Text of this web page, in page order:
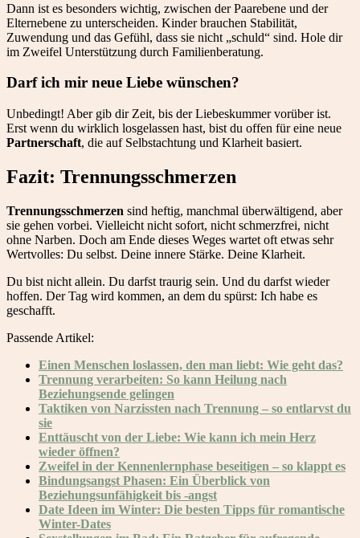
Dann ist es besonders wichtig, zwischen der Paarebene und der
Elternebene zu unterscheiden. Kinder brauchen Stabilität,
Zuwendung und das Gefühl, dass sie nicht „schuld“ sind. Hole dir
im Zweifel Unterstützung durch Familienberatung.
Darf ich mir neue Liebe wünschen?
Unbedingt! Aber gib dir Zeit, bis der Liebeskummer vorüber ist.
Erst wenn du wirklich losgelassen hast, bist du offen für eine neue
Partnerschaft, die auf Selbstachtung und Klarheit basiert.
Fazit: Trennungsschmerzen
Trennungsschmerzen sind heftig, manchmal überwältigend, aber
sie gehen vorbei. Vielleicht nicht sofort, nicht schmerzfrei, nicht
ohne Narben. Doch am Ende dieses Weges wartet oft etwas sehr
Wertvolles: Du selbst. Deine innere Stärke. Deine Klarheit.
Du bist nicht allein. Du darfst traurig sein. Und du darfst wieder
hoffen. Der Tag wird kommen, an dem du spürst: Ich habe es
geschafft.
Passende Artikel:
Einen Menschen loslassen, den man liebt: Wie geht das?
Trennung verarbeiten: So kann Heilung nach
Beziehungsende gelingen
Taktiken von Narzissten nach Trennung – so entlarvst du
sie
Enttäuscht von der Liebe: Wie kann ich mein Herz
wieder öffnen?
Zweifel in der Kennenlernphase beseitigen – so klappt es
Bindungsangst Phasen: Ein Überblick von
Beziehungsunfähigkeit bis -angst
Date Ideen im Winter: Die besten Tipps für romantische
Winter-Dates